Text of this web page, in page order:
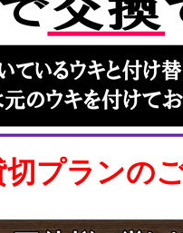
プランの